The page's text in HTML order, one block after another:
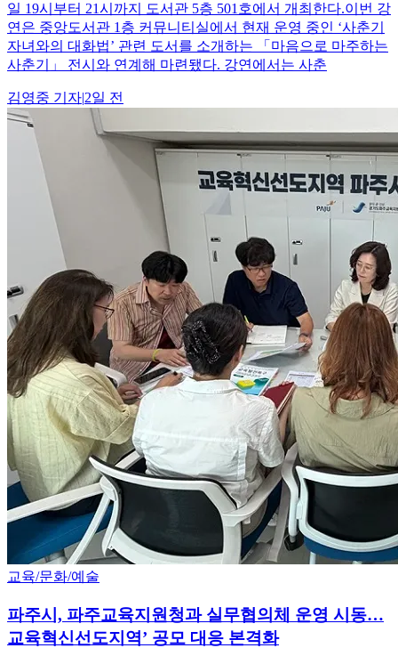
일 19시부터 21시까지 도서관 5층 501호에서 개최한다.이번 강
연은 중앙도서관 1층 커뮤니티실에서 현재 운영 중인 ‘사춘기
자녀와의 대화법’ 관련 도서를 소개하는 「마음으로 마주하는
사춘기」 전시와 연계해 마련됐다. 강연에서는 사춘
김영중 기자|2일 전
교육/문화/예술
파주시, 파주교육지원청과 실무협의체 운영 시동…
교육혁신선도지역’ 공모 대응 본격화